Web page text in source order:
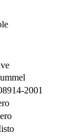
2001